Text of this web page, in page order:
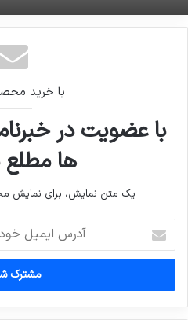
با خرید
با عضویت در
ها
یک متن نمایش، برای نمایش
ایمیل
خود
وارد
کنید